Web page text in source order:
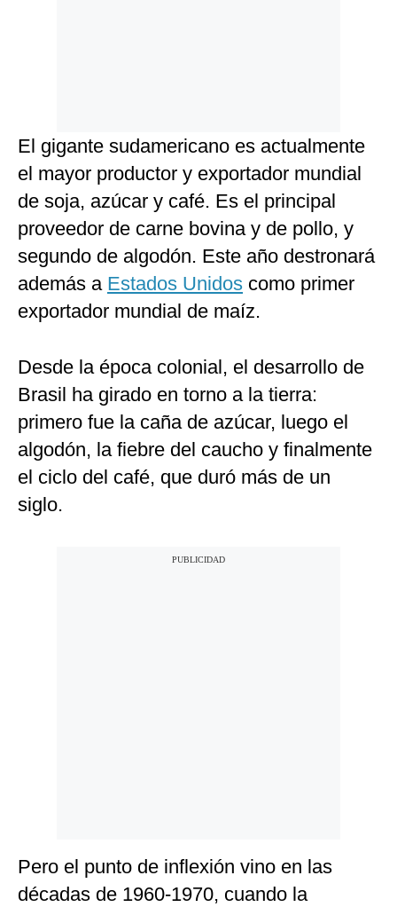
El gigante sudamericano es actualmente
el mayor productor y exportador mundial
de soja, azúcar y café. Es el principal
proveedor de carne bovina y de pollo, y
segundo de algodón. Este año destronará
además a Estados Unidos como primer
exportador mundial de maíz.
Desde la época colonial, el desarrollo de
Brasil ha girado en torno a la tierra:
primero fue la caña de azúcar, luego el
algodón, la fiebre del caucho y finalmente
el ciclo del café, que duró más de un
siglo.
Pero el punto de inflexión vino en las
décadas de 1960-1970, cuando la